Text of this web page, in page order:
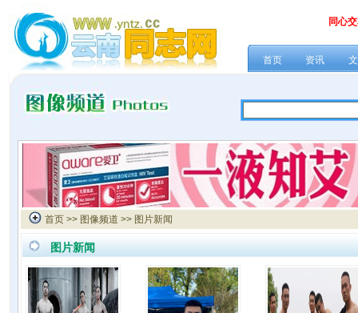
同心
首页 资讯
首页 >> 图像频道 >> 图片新闻
图片新闻